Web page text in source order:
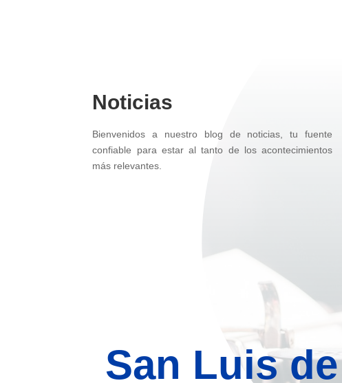
Noticias
Bienvenidos a nuestro blog de noticias, tu fuente
confiable para estar al tanto de los acontecimientos
más relevantes.
San Luis